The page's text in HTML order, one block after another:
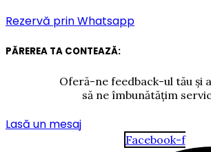
Rezervă prin Whatsapp
PĂREREA TA CONTEAZĂ:
Oferă-ne feedback-ul tău și
să ne îmbunătățim
Lasă un mesaj
Facebook-f